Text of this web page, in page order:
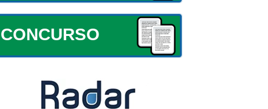
CONCURSO